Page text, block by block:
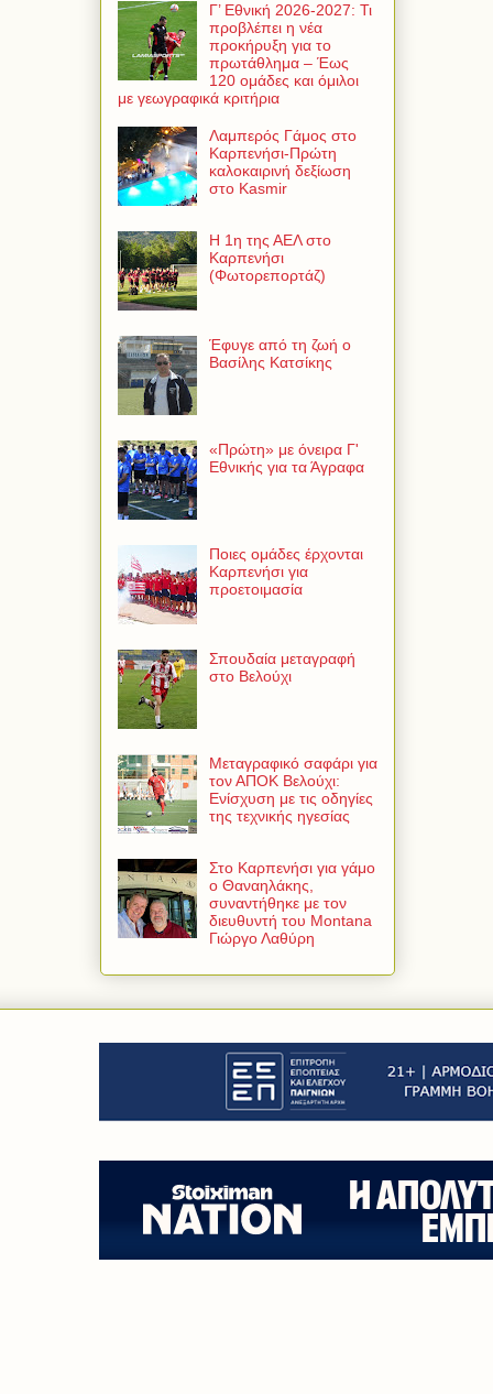
Γ’ Εθνική 2026-2027: Τι
προβλέπει η νέα
προκήρυξη για το
πρωτάθλημα – Έως
120 ομάδες και όμιλοι
με γεωγραφικά κριτήρια
Λαμπερός Γάμος στο
Καρπενήσι-Πρώτη
καλοκαιρινή δεξίωση
στο Kasmir
Η 1η της ΑΕΛ στο
Καρπενήσι
(Φωτορεπορτάζ)
Έφυγε από τη ζωή ο
Βασίλης Κατσίκης
«Πρώτη» με όνειρα Γ'
Εθνικής για τα Άγραφα
Ποιες ομάδες έρχονται
Καρπενήσι για
προετοιμασία
Σπουδαία μεταγραφή
στο Βελούχι
Μεταγραφικό σαφάρι για
τον ΑΠΟΚ Βελούχι:
Ενίσχυση με τις οδηγίες
της τεχνικής ηγεσίας
Στο Καρπενήσι για γάμο
ο Θαναηλάκης,
συναντήθηκε με τον
διευθυντή του Montana
Γιώργο Λαθύρη